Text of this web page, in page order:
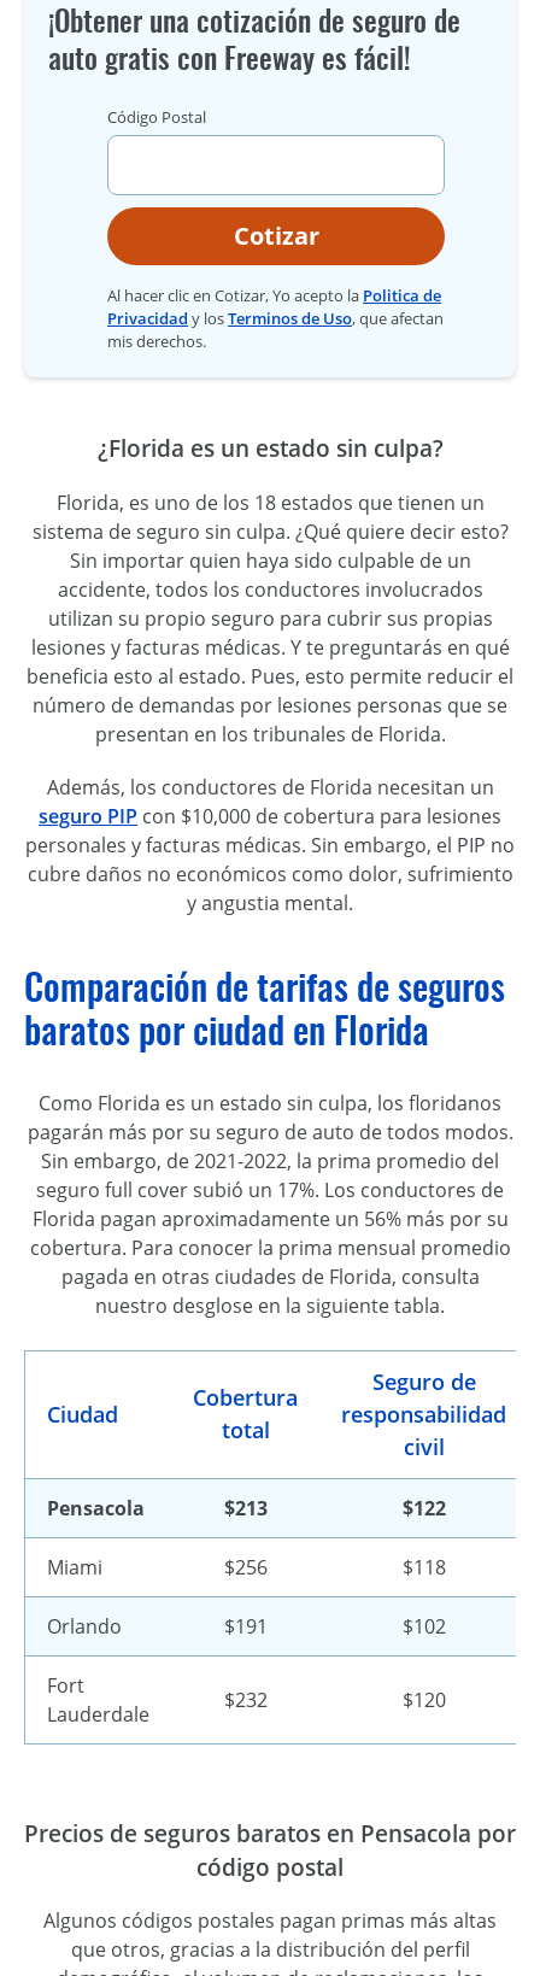
¡Obtener una cotización de seguro de
auto gratis con Freeway es fácil!
Código Postal
Cotizar
Al hacer clic en Cotizar, Yo acepto la Politica de
Privacidad y losTerminos de Uso, que afectan
mis derechos.
¿Florida es un estado sin culpa?
Florida, es uno de los 18 estados que tienen un
sistema de seguro sin culpa. ¿Qué quiere decir esto?
Sin importar quien haya sido culpable de un
accidente, todos los conductores involucrados
utilizan su propio seguro para cubrir sus propias
lesiones y facturas médicas. Y te preguntarás en qué
beneficia esto al estado. Pues, esto permite reducir el
número de demandas por lesiones personas que se
presentan en los tribunales de Florida.
Además, los conductores de Florida necesitan un
seguro PIP con $10,000 de cobertura para lesiones
personales y facturas médicas. Sin embargo, el PIP no
cubre daños no económicos como dolor, sufrimiento
y angustia mental.
Comparación de tarifas de seguros
baratos por ciudad en Florida
Como Florida es un estado sin culpa, los floridanos
pagarán más por su seguro de auto de todos modos.
Sin embargo, de 2021-2022, la prima promedio del
seguro full cover subió un 17%. Los conductores de
Florida pagan aproximadamente un 56% más por su
cobertura. Para conocer la prima mensual promedio
pagada en otras ciudades de Florida, consulta
nuestro desglose en la siguiente tabla.
Ciudad
Cobertura
total
Seguro de
responsabilidad
civil
Pensacola $213 $122
Miami $256 $118
Orlando $191 $102
Fort
Lauderdale
$232 $120
Precios de seguros baratos en Pensacola por
código postal
Algunos códigos postales pagan primas más altas
que otros, gracias a la distribución del perfil